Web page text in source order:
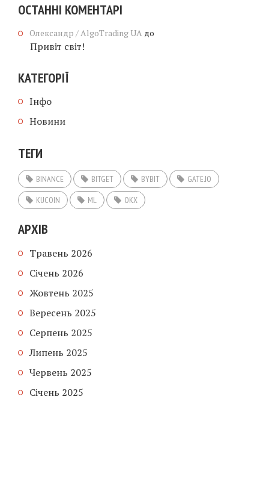
ОСТАННІ КОМЕНТАРІ
Олександр / AlgoTrading UA до
Привіт світ!
КАТЕГОРІЇ
Інфо
Новини
ТЕГИ
BINANCE BITGET BYBIT
GATE.IO
KUCOIN
ML OKX
АРХІВ
Травень 2026
Січень 2026
Жовтень 2025
Вересень 2025
Серпень 2025
Липень 2025
Червень 2025
Січень 2025